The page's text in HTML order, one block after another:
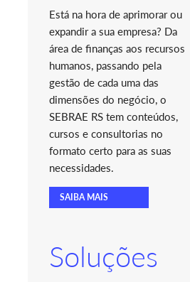
Está na hora de aprimorar ou
expandir a sua empresa? Da
área de finanças aos recursos
humanos, passando pela
gestão de cada uma das
dimensões do negócio, o
SEBRAE RS tem conteúdos,
cursos e consultorias no
formato certo para as suas
necessidades.
SAIBA MAIS
Soluções